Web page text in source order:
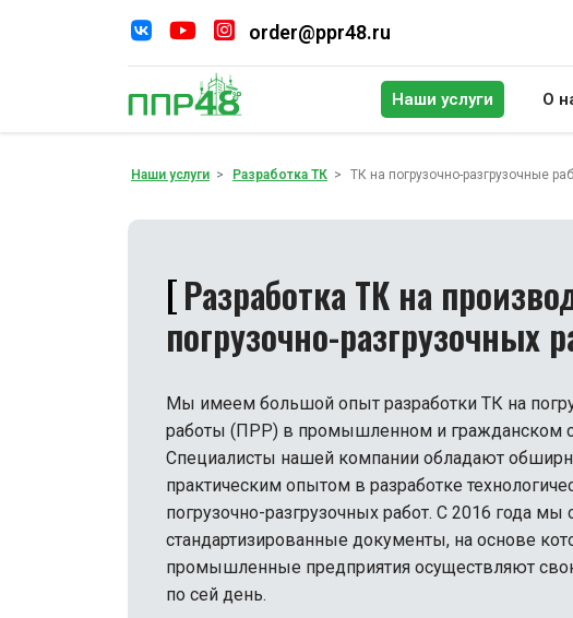
order@ppr48.ru
Наши услуги О
Наши услуги Разработка ТК ТК на погрузочно-разгрузочные
Разработка ТК на
погрузочно-разгрузочных
Мы имеем большой опыт разработки ТК на
работы (ПРР) в промышленном и гражданском
Специалисты нашей компании обладают
практическим опытом в разработке
погрузочно-разгрузочных работ. С 2016 года мы
стандартизированные документы, на основе
промышленные предприятия осуществляют
по сей день.
Поиск